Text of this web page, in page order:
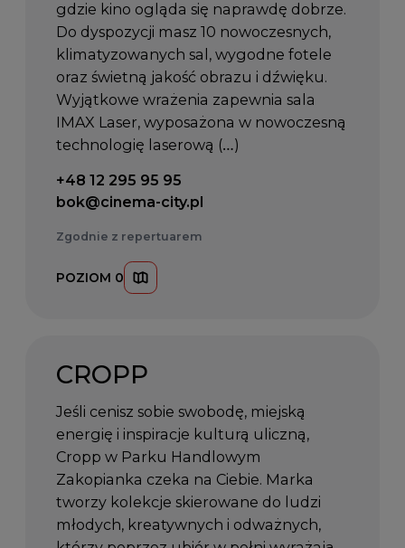
gdzie kino ogląda się naprawdę dobrze.
Do dyspozycji masz 10 nowoczesnych,
klimatyzowanych sal, wygodne fotele
oraz świetną jakość obrazu i dźwięku.
Wyjątkowe wrażenia zapewnia sala
IMAX Laser, wyposażona w nowoczesną
technologię laserową (…)
Telefon kontaktowy:
+48 12 295 95 95
Email kontaktowy:
bok@cinema-city.pl
Zgodnie z repertuarem
POZIOM 0
CROPP
Jeśli cenisz sobie swobodę, miejską
energię i inspiracje kulturą uliczną,
Cropp w Parku Handlowym
Zakopianka czeka na Ciebie. Marka
tworzy kolekcje skierowane do ludzi
młodych, kreatywnych i odważnych,